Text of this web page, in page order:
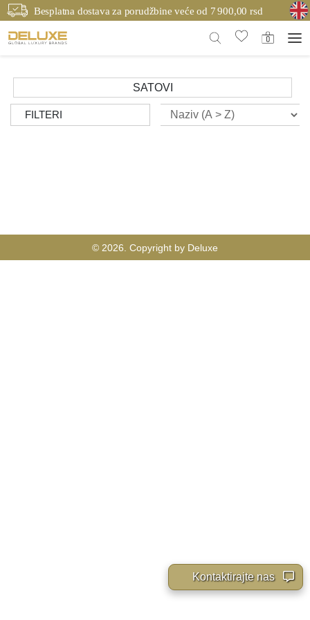
Besplatna dostava za porudžbine veće od 7 900,00 rsd
SATOVI
FILTERI
© 2026. Copyright by Deluxe
Kontaktirajte nas